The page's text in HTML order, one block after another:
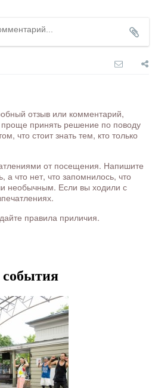
отзыв или комментарий,
принять решение по поводу
что стоит знать тем, кто только
от посещения. Напишите
а что нет, что запомнилось, что
необычным. Если вы ходили с
правила приличия.